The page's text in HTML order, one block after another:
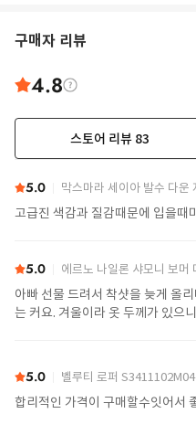
구매자 리뷰
4.8
스토어 리뷰 83
5.0 막스마라 세이아 발수 다운
고급진 색감과 질감때문에 입을때
5.0 에르노 나일론 샤모니 보머 다운
아빠 선물 드려서 착샷을 늦게 올
는 커요. 겨울이라 옷 두께가 있으
5.0 벨루티 로퍼
합리적인 가격이 구매할수잇어서